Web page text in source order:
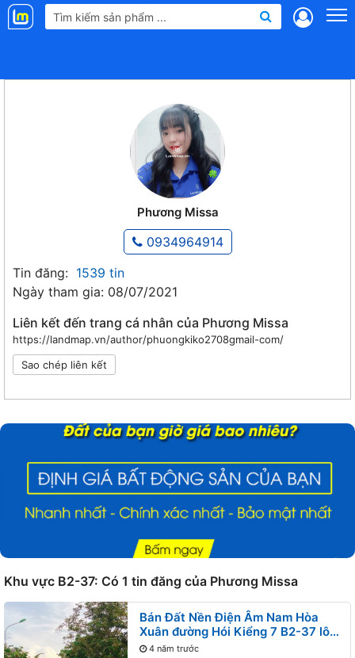
Landmap
Phương Missa
0934964914
Tin đăng: 1539 tin
Ngày tham gia: 08/07/2021
Liên kết đến trang cá nhân của Phương Missa
https://landmap.vn/author/phuongkiko2708gmail-com/
Sao chép liên kết
Khu vực B2-37: Có 1 tin đăng của Phương Missa
Bán Đất Nền Điện Âm Nam Hòa
Xuân đường Hói Kiểng 7 B2-37 lô
2x - Gần đường Nguyễn Phước Lan
4 năm trước